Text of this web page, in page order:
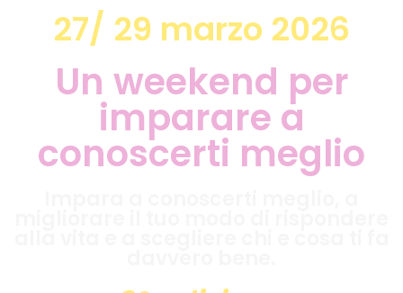
27/ 29 marzo 2026
Un weekend per
imparare a
conoscerti meglio